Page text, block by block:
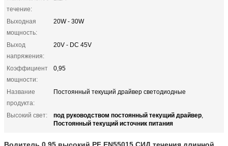
течение:
Выходная
мощность:
20W - 30W
Выход
напряжения:
20V - DC 45V
Коэффициент
мощности:
0,95
Название
продукта:
Постоянный текущий драйвер светодиодные
Высокий свет: под руководством постоянный текущий драйвер,
Постоянный текущий источник питания